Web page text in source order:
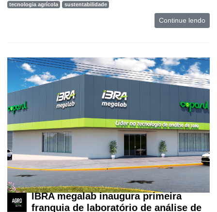
tecnologia agrícola
sustentabilidade
Continue lendo
IBRA megalab inaugura primeira
franquia de laboratório de análise de